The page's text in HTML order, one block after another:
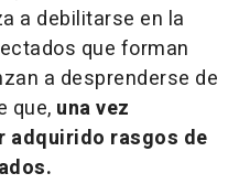
a debilitarse en la
que forman
a desprenderse de
que, una vez
adquirido rasgos de